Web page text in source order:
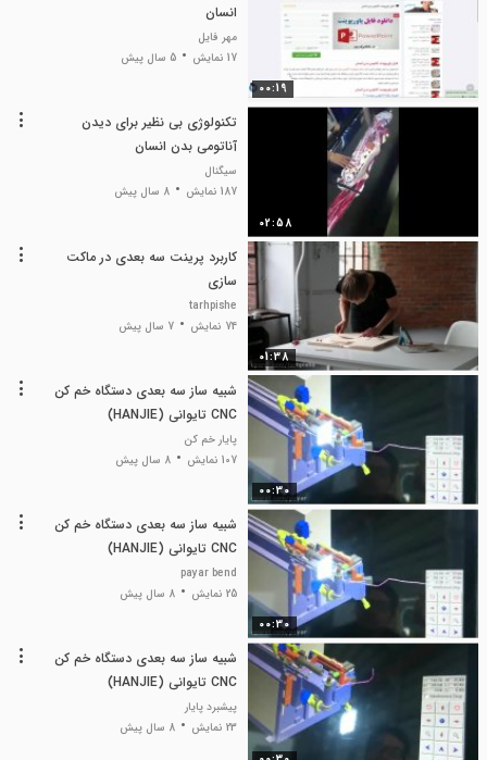
00:19
انسان
مهر فایل
17 نمایش
5 سال پیش
02:58
تکنولوژی بی نظیر برای دیدن
آناتومی بدن انسان
سیگنال
187 نمایش
8 سال پیش
01:38
کاربرد پرینت سه بعدی در ماکت
سازی
tarhpishe
74 نمایش
7 سال پیش
00:30
شبیه ساز سه بعدی دستگاه خم کن
CNC تایوانی (HANJIE)
پایار خم کن
107 نمایش
8 سال پیش
00:30
شبیه ساز سه بعدی دستگاه خم کن
CNC تایوانی (HANJIE)
payar bend
25 نمایش
8 سال پیش
شبیه ساز سه بعدی دستگاه خم کن
CNC تایوانی (HANJIE)
پیشبرد پایار
23 نمایش
8 سال پیش